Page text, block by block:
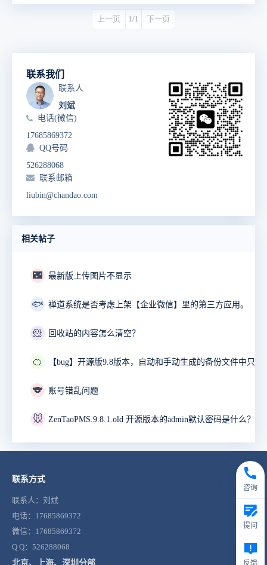
上一页 1/1 下一页
联系我们
联系人
刘斌
电话(微信)
17685869372
QQ号码
526288068
联系邮箱
liubin@chandao.com
相关帖子
🌃 最新版上传图片不显示
🐟 禅道系统是否考虑上架【企业微信】里的第三方应用。
🐹 回收站的内容怎么清空？
🍊
🐨 账号错乱问题
🐭 ZenTaoPMS.9.8.1.old 开源版本的admin默认密码是什么？
联系方式
联系人：刘斌
电话：17685869372
微信：17685869372
Q Q：526288068
北京、上海、深圳分部
咨询
提问
反馈